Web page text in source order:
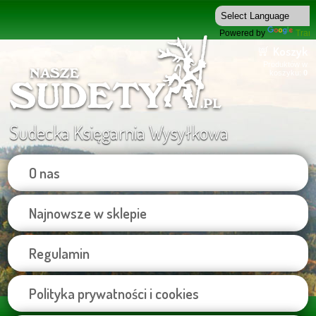
Powered by
Sudecka Księgarnia Wysyłkowa
O nas
Najnowsze w sklepie
Regulamin
Polityka prywatności i cookies